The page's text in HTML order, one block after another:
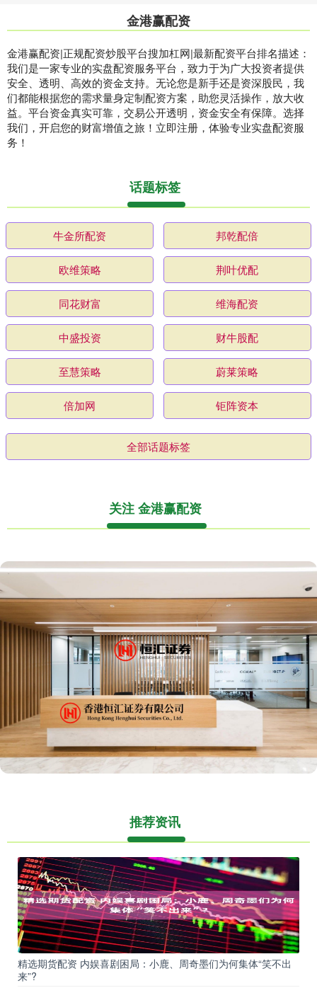
金港赢配资
金港赢配资|正规配资炒股平台搜加杠网|最新配资平台排名描述：
我们是一家专业的实盘配资服务平台，致力于为广大投资者提供
安全、透明、高效的资金支持。无论您是新手还是资深股民，我
们都能根据您的需求量身定制配资方案，助您灵活操作，放大收
益。平台资金真实可靠，交易公开透明，资金安全有保障。选择
我们，开启您的财富增值之旅！立即注册，体验专业实盘配资服
务！
话题标签
牛金所配资 邦乾配倍
欧维策略 荆叶优配
同花财富 维海配资
中盛投资 财牛股配
至慧策略 蔚莱策略
倍加网 钜阵资本
全部话题标签
关注 金港赢配资
推荐资讯
精选期货配资 内娱喜剧困局：小鹿、周奇墨们为何集体“笑不出
来”?